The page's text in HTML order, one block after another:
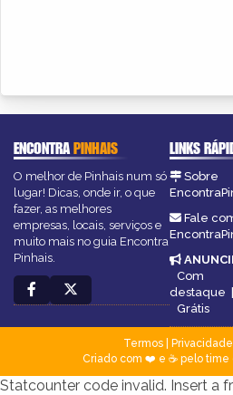
ENCONTRAPINHAIS
O melhor de Pinhais num só
lugar! Dicas, onde ir, o que
fazer, as melhores
empresas, locais, serviços e
muito mais no guia Encontra
Pinhais.
LINKS
Sobre
Fale
Com
destaque |
Grátis
Termos| Privacidade
Criado com ❤️ e ☕ pelo time
Statcounter code invalid. Insert a